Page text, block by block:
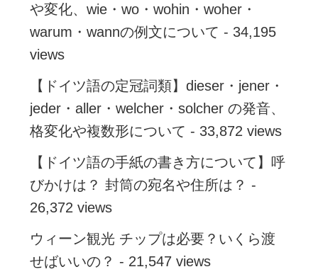
や変化、wie・wo・wohin・woher・
warum・wannの例文について - 34,195
views
【ドイツ語の定冠詞類】dieser・jener・
jeder・aller・welcher・solcher の発音、
格変化や複数形について - 33,872 views
【ドイツ語の手紙の書き方について】呼
びかけは？ 封筒の宛名や住所は？ -
26,372 views
ウィーン観光 チップは必要？いくら渡
せばいいの？ - 21,547 views